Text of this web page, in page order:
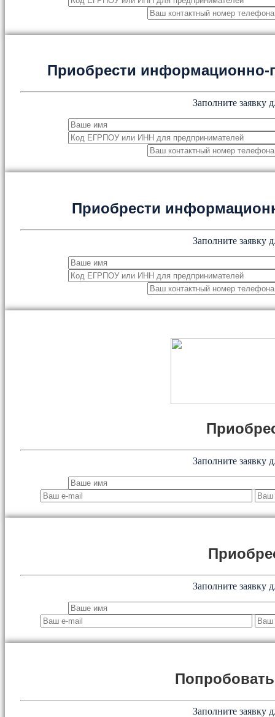
Приобрести
Заполните заявку
Приобрести
Заполните заявку
Заполните заявку
Заполните заявку
Заполните заявку